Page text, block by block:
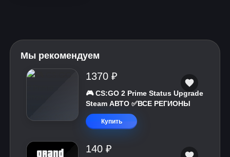
Мы рекомендуем
1370 ₽
🎮 CS:GO 2 Prime Status Upgrade
Steam АВТО ✅ВСЕ РЕГИОНЫ
Купить
140 ₽